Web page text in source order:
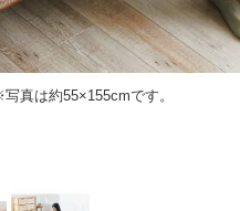
真は約55×155cmです。